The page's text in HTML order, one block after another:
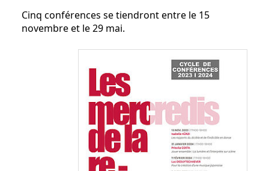
Cinq conférences se tiendront entre le 15
novembre et le 29 mai.